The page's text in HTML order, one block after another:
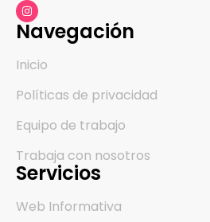
Navegación
Inicio
Políticas de privacidad
Equipo de trabajo
Trabaja con nosotros
Servicios
Web Informativa